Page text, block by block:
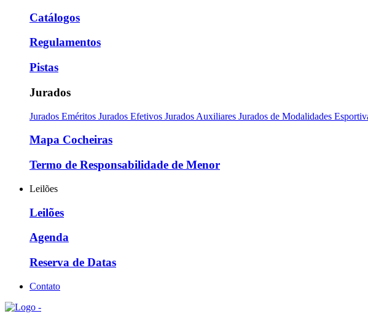
Catálogos
Regulamentos
Pistas
Jurados
Jurados Eméritos Jurados Efetivos Jurados Auxiliares Jurados de Modalidades
Mapa Cocheiras
Termo de Responsabilidade de Menor
Leilões
Leilões
Agenda
Reserva de Datas
Contato